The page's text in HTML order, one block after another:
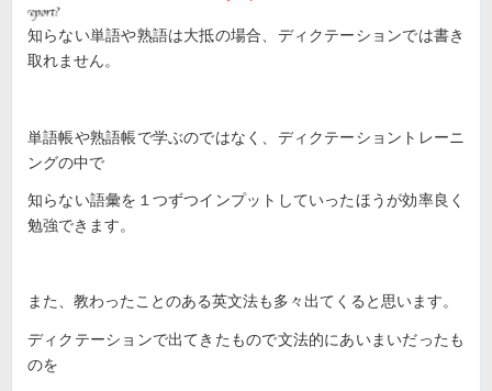
知らない単語や熟語は大抵の場合、ディクテーションでは書き
取れません。
単語帳や熟語帳で学ぶのではなく、ディクテーショントレーニ
ングの中で
知らない語彙を１つずつインプットしていったほうが効率良く
勉強できます。
また、教わったことのある英文法も多々出てくると思います。
ディクテーションで出てきたもので文法的にあいまいだったも
のを